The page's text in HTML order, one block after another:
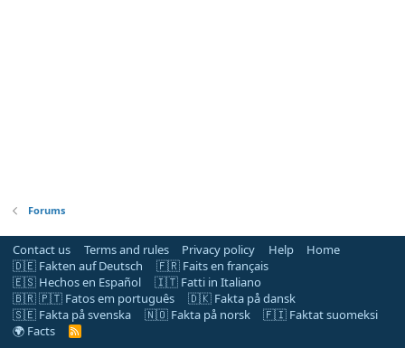
Forums
Contact us Terms and rules Privacy policy Help
Home
🇩🇪 Fakten auf Deutsch
🇫🇷 Faits en français
🇪🇸 Hechos en Español
🇮🇹 Fatti in Italiano
🇧🇷 🇵🇹 Fatos em português
🇩🇰 Fakta på dansk
🇸🇪 Fakta på svenska
🇳🇴 Fakta på norsk
🇫🇮 Faktat suomeksi
🌍 Facts
R